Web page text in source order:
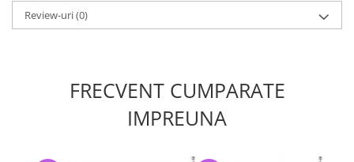
Review-uri(0)
FRECVENT CUMPARATE
IMPREUNA